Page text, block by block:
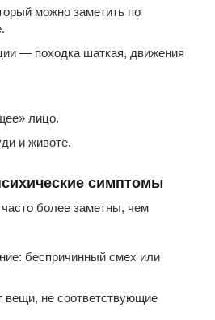
можно заметить по
— походка шаткая, движения
лицо.
и животе.
симптомы
более заметны, чем
беспричинный смех или
вещи, не соответствующие